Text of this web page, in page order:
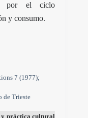
por el ciclo
y consumo.
7 (1977);
de Trieste
y práctica cultural